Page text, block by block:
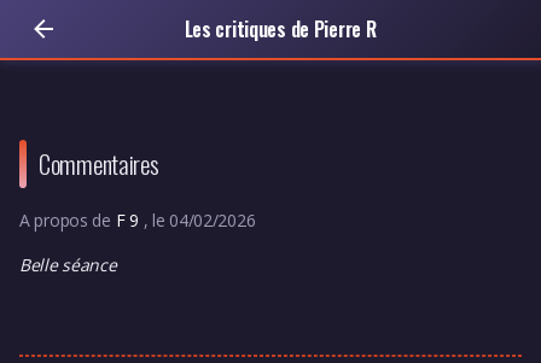
Les critiques de Pierre R
Commentaires
A propos de F 9 , le 04/02/2026
Belle séance